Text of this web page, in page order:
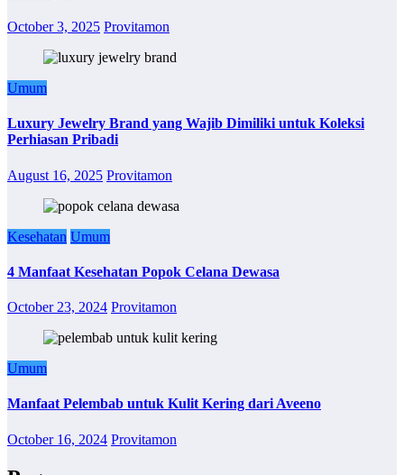
October 3, 2025 Provitamon
Umum
Luxury Jewelry Brand yang Wajib Dimiliki untuk Koleksi
Perhiasan Pribadi
August 16, 2025 Provitamon
Kesehatan Umum
4 Manfaat Kesehatan Popok Celana Dewasa
October 23, 2024 Provitamon
Umum
Manfaat Pelembab untuk Kulit Kering dari Aveeno
October 16, 2024 Provitamon